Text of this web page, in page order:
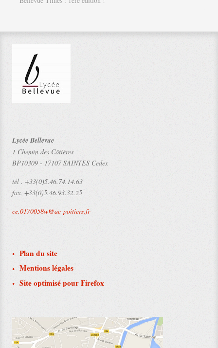
Lycée Bellevue
1 Chemin des Côtières
BP10309 - 17107 SAINTES Cedex
tél . +33(0)5.46.74.14.63
fax. +33(0)5.46.93.32.25
ce.0170058w@ac-poitiers.fr
Plan du site
Mentions légales
Site optimisé pour Firefox